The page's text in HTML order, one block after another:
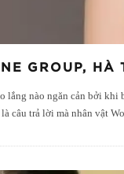
GROUP,
lắng nào ngăn cản bởi
câu trả lời mà nhân vật